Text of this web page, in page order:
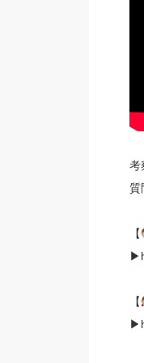
考
質
【
【